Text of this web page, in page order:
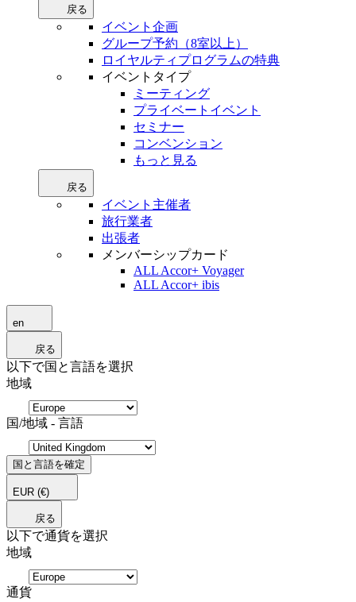
戻る
イベント企画
グループ予約（8室以上）
ロイヤルティプログラムの特典
イベントタイプ
ミーティング
プライベートイベント
セミナー
コンベンション
もっと見る
戻る
イベント主催者
旅行業者
出張者
メンバーシップカード
ALL Accor+ Voyager
ALL Accor+ ibis
en
戻る
以下で国と言語を選択
地域
国/地域 - 言語
国と言語を確定
EUR (€)
戻る
以下で通貨を選択
地域
通貨